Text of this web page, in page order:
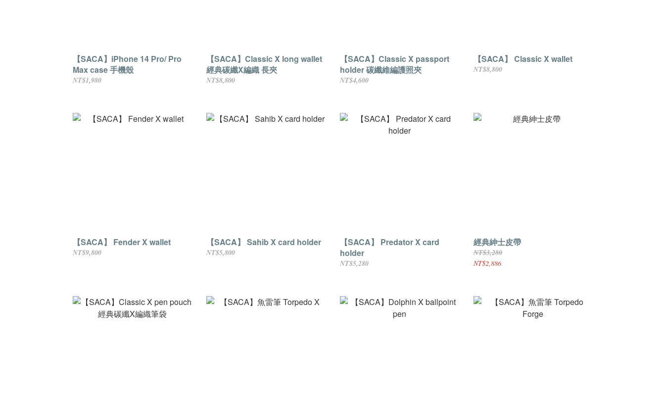
【SACA】iPhone 14 Pro/ Pro
Max case 手機殼
NT$1,980
【SACA】Classic X long wallet
經典碳纖X編織 長夾
NT$8,800
【SACA】Classic X passport
holder 碳纖維編護照夾
NT$4,600
【SACA】 Classic X wallet
NT$8,800
【SACA】 Fender X wallet
NT$9,800
【SACA】 Sahib X card holder
NT$5,800
【SACA】 Predator X card
holder
NT$5,280
經典紳士皮帶
NT$3,280
NT$2,886